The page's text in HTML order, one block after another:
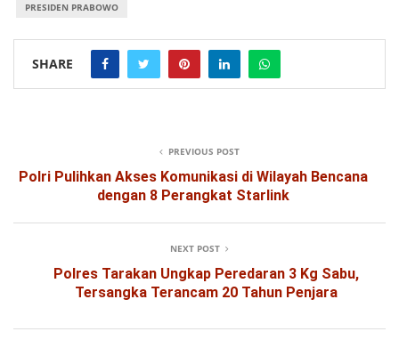
PRESIDEN PRABOWO
SHARE
PREVIOUS POST
Polri Pulihkan Akses Komunikasi di Wilayah Bencana
dengan 8 Perangkat Starlink
NEXT POST
Polres Tarakan Ungkap Peredaran 3 Kg Sabu,
Tersangka Terancam 20 Tahun Penjara